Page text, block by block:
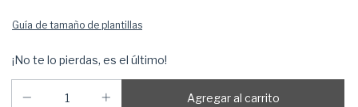
Guía de tamaño de plantillas
¡No te lo pierdas, es el último!